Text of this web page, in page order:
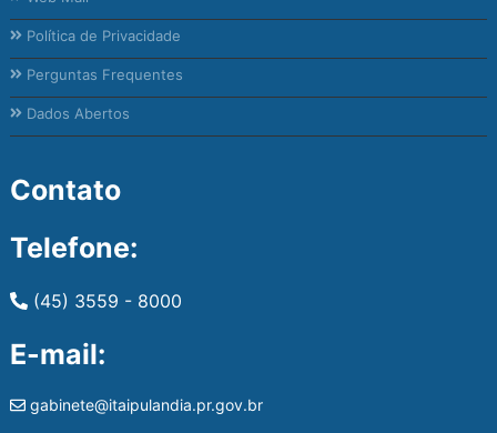
Política de Privacidade
Perguntas Frequentes
Dados Abertos
Contato
Telefone:
(45) 3559 - 8000
E-mail:
gabinete@itaipulandia.pr.gov.br